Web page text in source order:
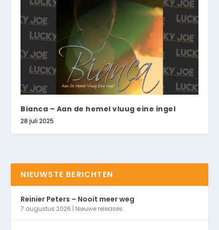
Bianca – Aan de hemel vluug eine ingel
28 juli 2025
NIEUWSTE BERICHTEN
Reinier Peters – Nooit meer weg
7 augustus 2026 | Nieuwe releases